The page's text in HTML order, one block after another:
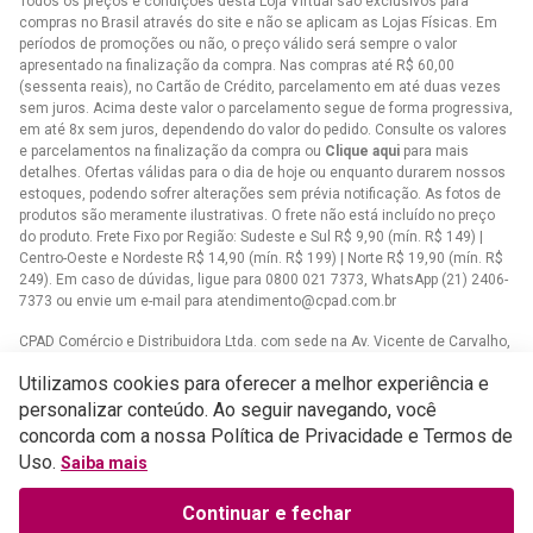
compras no Brasil através do site e não se aplicam as Lojas Físicas. Em
períodos de promoções ou não, o preço válido será sempre o valor
apresentado na finalização da compra. Nas compras até R$ 60,00
(sessenta reais), no Cartão de Crédito, parcelamento em até duas vezes
sem juros. Acima deste valor o parcelamento segue de forma progressiva,
em até 8x sem juros, dependendo do valor do pedido. Consulte os valores
e parcelamentos na finalização da compra ou Clique aqui para mais
detalhes. Ofertas válidas para o dia de hoje ou enquanto durarem nossos
estoques, podendo sofrer alterações sem prévia notificação. As fotos de
produtos são meramente ilustrativas. O frete não está incluído no preço
do produto. Frete Fixo por Região: Sudeste e Sul R$ 9,90 (mín. R$ 149) |
Centro-Oeste e Nordeste R$ 14,90 (mín. R$ 199) | Norte R$ 19,90 (mín. R$
249). Em caso de dúvidas, ligue para 0800 021 7373, WhatsApp (21) 2406-
7373 ou envie um e-mail para atendimento@cpad.com.br
CPAD Comércio e Distribuidora Ltda. com sede na Av. Vicente de Carvalho,
Casa Publicadora das Assembleias de Deus com sede na Av. Brasil,
34.401 - Bangu - CEP 21852-002 - Rio de Janeiro - RJCNPJ
33.608.332/0001-02
Utilizamos cookies para oferecer a melhor experiência e
personalizar conteúdo. Ao seguir navegando, você
concorda com a nossa Política de Privacidade e Termos de
Uso. Saiba mais
Continuar e fechar